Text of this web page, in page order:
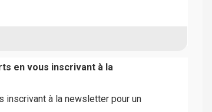
en vous inscrivant à la
à la newsletter pour un